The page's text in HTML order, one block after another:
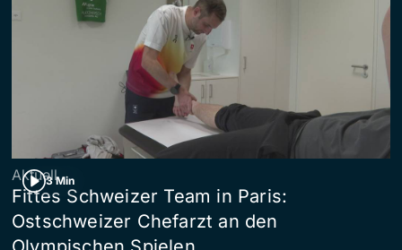
3 Min
Aktuell
Fittes Schweizer Team in Paris:
Ostschweizer Chefarzt an den